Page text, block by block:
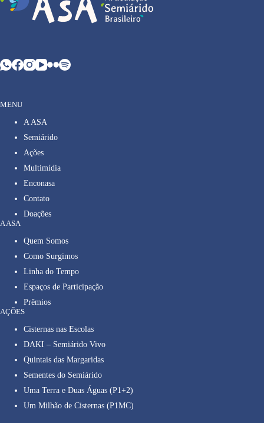
MENU
A ASA
Semiárido
Ações
Multimídia
Enconasa
Contato
Doações
A ASA
Quem Somos
Como Surgimos
Linha do Tempo
Espaços de Participação
Prêmios
AÇÕES
Cisternas nas Escolas
DAKI – Semiárido Vivo
Quintais das Margaridas
Sementes do Semiárido
Uma Terra e Duas Águas (P1+2)
Um Milhão de Cisternas (P1MC)